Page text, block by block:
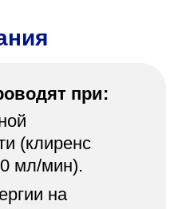
при:
(клиренс
мл/мин).
на